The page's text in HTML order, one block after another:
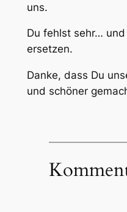
uns.
Du fehlst sehr…
ersetzen.
Danke, dass Du
und schöner